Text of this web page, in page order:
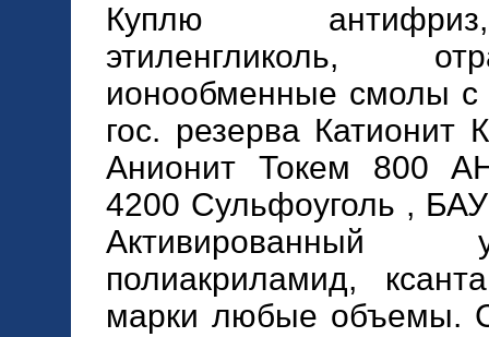
Куплю
этиленгликоль,
ионообменные смолы
гос. резерва
Анионит Токем 800
4200 Сульфоуголь ,
Активированный
полиакриламид,
марки любые объемы.